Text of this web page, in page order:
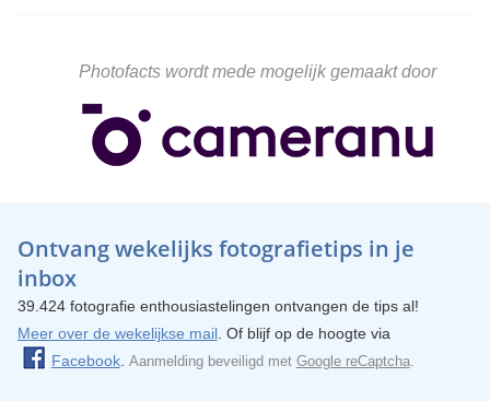
Photofacts wordt mede mogelijk gemaakt door
Ontvang wekelijks fotografietips in je
inbox
39.424 fotografie enthousiastelingen ontvangen de tips al!
Meer over de wekelijkse mail. Of blijf op de hoogte via
Facebook. Aanmelding beveiligd met Google reCaptcha.